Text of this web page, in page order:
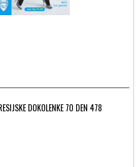
DOKOLENKE 70 DEN 478